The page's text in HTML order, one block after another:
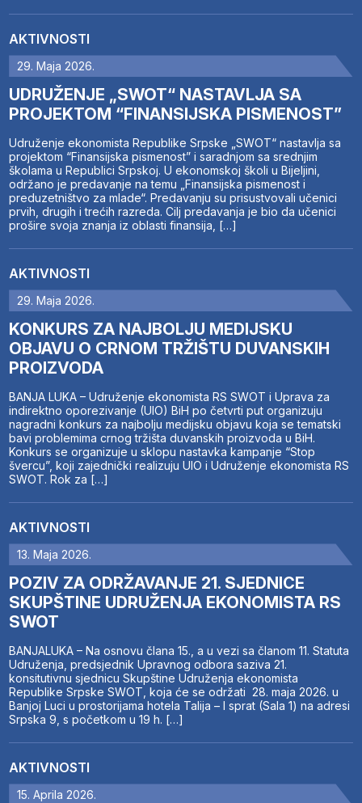
AKTIVNOSTI
29. Maja 2026.
UDRUŽENJE „SWOT“ NASTAVLJA SA
PROJEKTOM “FINANSIJSKA PISMENOST”
Udruženje ekonomista Republike Srpske „SWOT“ nastavlja sa
projektom “Finansijska pismenost” i saradnjom sa srednjim
školama u Republici Srpskoj. U ekonomskoj školi u Bijeljini,
održano je predavanje na temu „Finansijska pismenost i
preduzetništvo za mlade“. Predavanju su prisustvovali učenici
prvih, drugih i trećih razreda. Cilj predavanja je bio da učenici
prošire svoja znanja iz oblasti finansija, […]
AKTIVNOSTI
29. Maja 2026.
KONKURS ZA NAJBOLJU MEDIJSKU
OBJAVU O CRNOM TRŽIŠTU DUVANSKIH
PROIZVODA
BANJA LUKA – Udruženje ekonomista RS SWOT i Uprava za
indirektno oporezivanje (UIO) BiH po četvrti put organizuju
nagradni konkurs za najbolju medijsku objavu koja se tematski
bavi problemima crnog tržišta duvanskih proizvoda u BiH.
Konkurs se organizuje u sklopu nastavka kampanje “Stop
švercu”, koji zajednički realizuju UIO i Udruženje ekonomista RS
SWOT. Rok za […]
AKTIVNOSTI
13. Maja 2026.
POZIV ZA ODRŽAVANJE 21. SJEDNICE
SKUPŠTINE UDRUŽENJA EKONOMISTA RS
SWOT
BANJALUKA – Na osnovu člana 15., a u vezi sa članom 11. Statuta
Udruženja, predsjednik Upravnog odbora saziva 21.
konsitutivnu sjednicu Skupštine Udruženja ekonomista
Republike Srpske SWOT, koja će se održati 28. maja 2026. u
Banjoj Luci u prostorijama hotela Talija – I sprat (Sala 1) na adresi
Srpska 9, s početkom u 19 h. […]
AKTIVNOSTI
15. Aprila 2026.